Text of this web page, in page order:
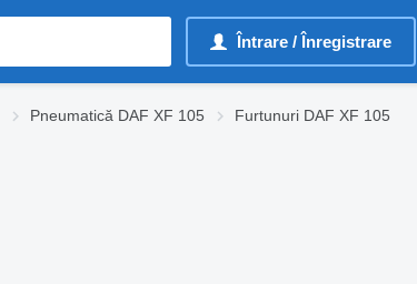
Întrare / Înregistrare
Pneumatică DAF XF 105
Furtunuri DAF XF 105